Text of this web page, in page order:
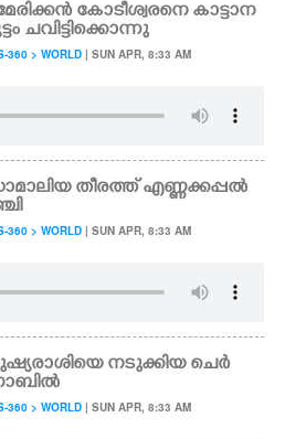
കോടീശ്വരനെ കാട്ടാന
ചവിട്ടിക്കൊന്നു
360 > WORLD | SUN APR, 8:33 AM
തീരത്ത് എണ്ണക്കപ്പൽ
360 > WORLD | SUN APR, 8:33 AM
നടുക്കിയ ചെർ
360 > WORLD | SUN APR, 8:33 AM